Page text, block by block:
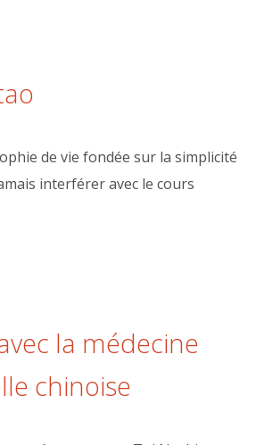
de vie fondée sur la simplicité
interférer avec le cours
la médecine
chinoise